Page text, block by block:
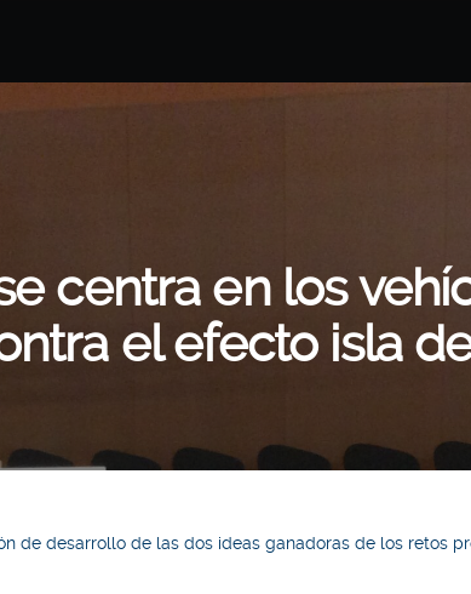
centra en los
el efecto isla
de desarrollo de las dos ideas ganadoras de los retos